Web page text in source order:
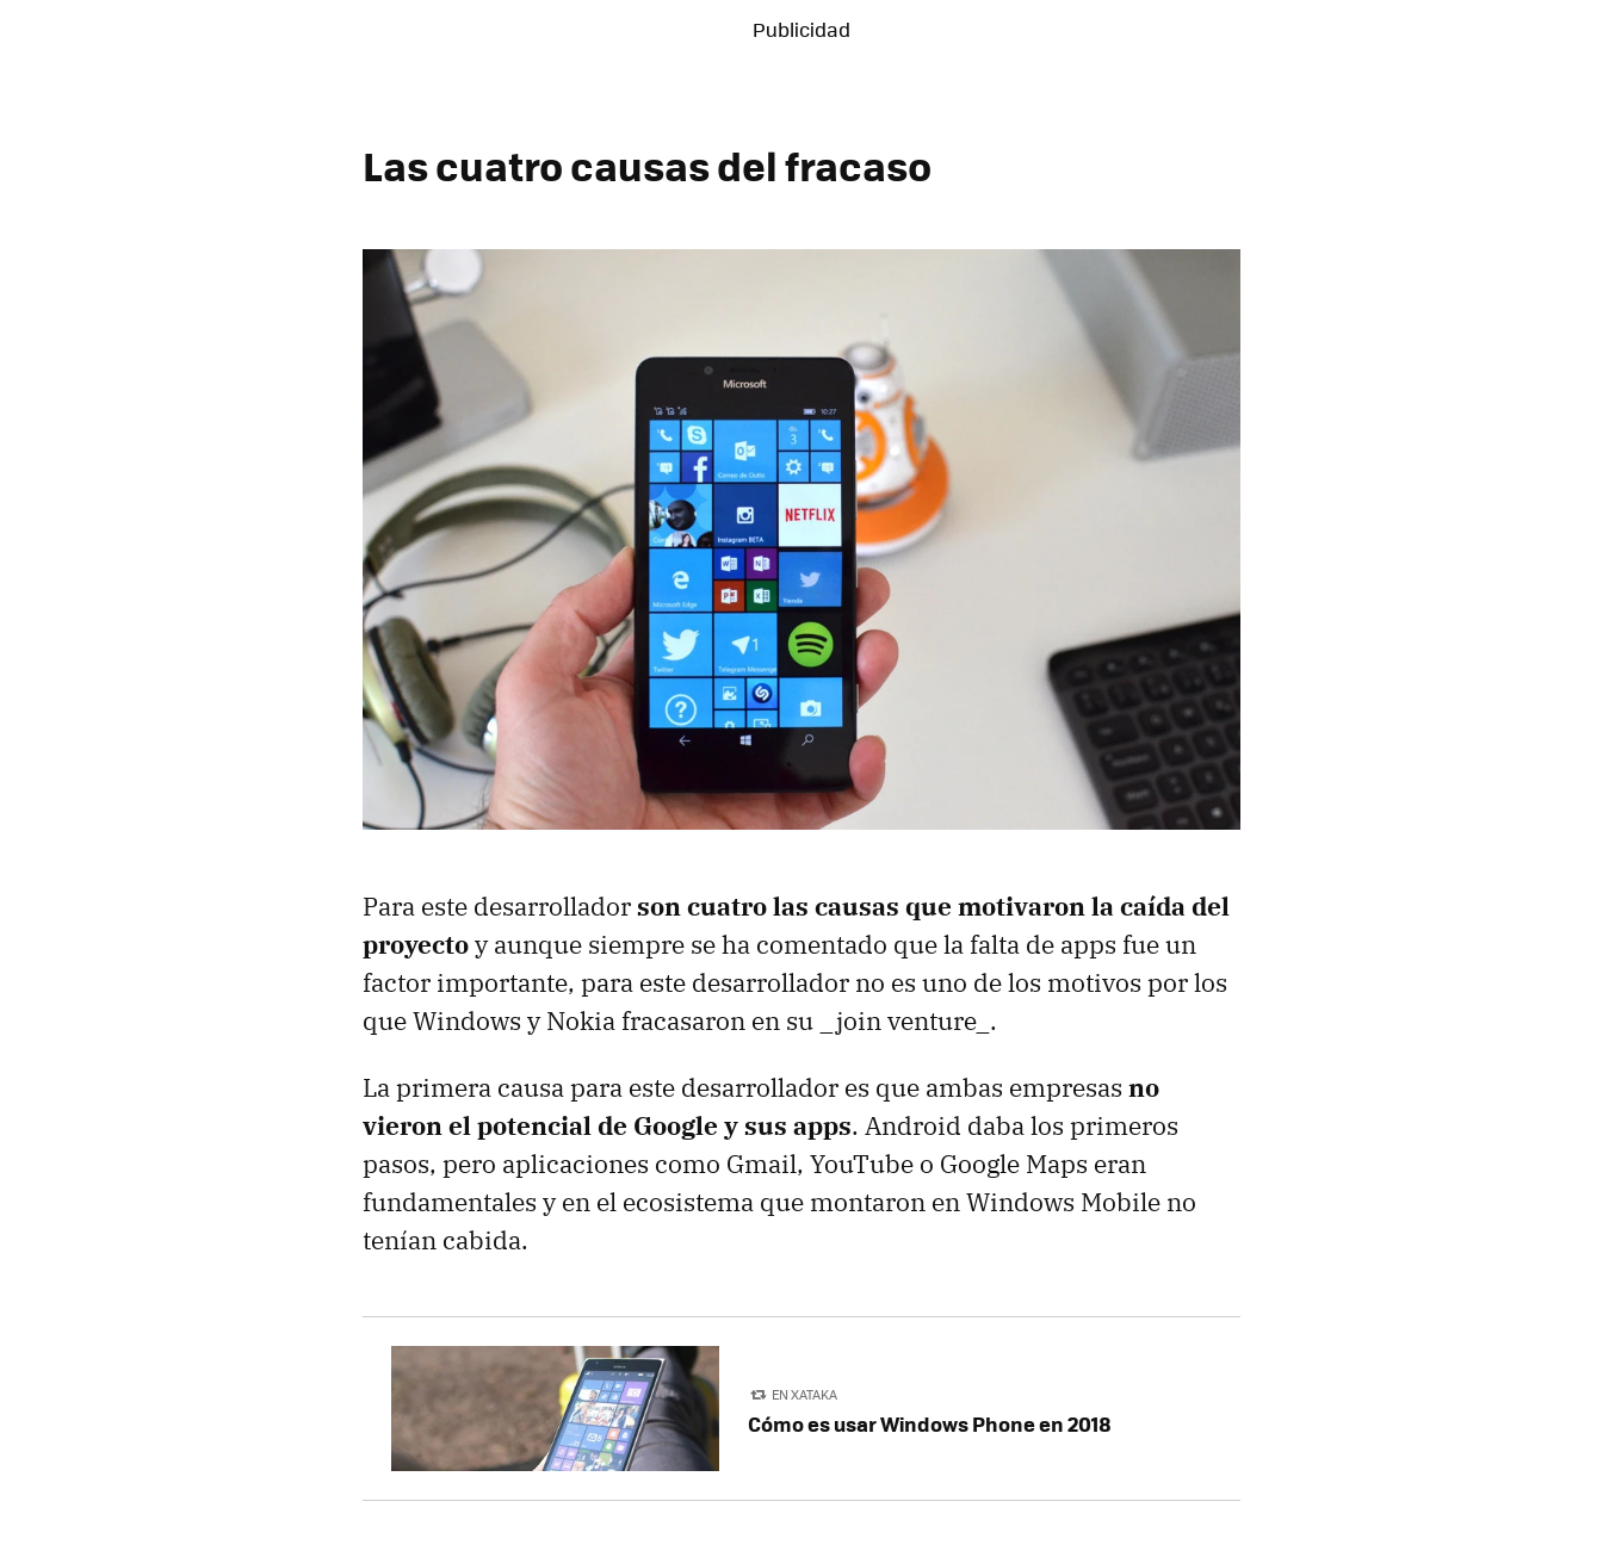
Las cuatro causas del fracaso
Para este desarrolladorson cuatro las causas que motivaron la caída del
proyectoy aunque siempre se ha comentado que la falta de apps fue un
factor importante, para este desarrollador no es uno de los motivos por los
que Windows y Nokia fracasaron en su _join venture_.
La primera causa para este desarrollador es que ambas empresas no
vieron el potencial de Google y sus apps. Android daba los primeros
pasos, pero aplicaciones como Gmail, YouTube o Google Maps eran
fundamentales y en el ecosistema que montaron en Windows Mobile no
tenían cabida.
EN XATAKA
Cómo es usar Windows Phone en 2018